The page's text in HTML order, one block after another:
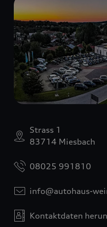
Strass 1
83714 Miesbach
08025 991810
info@autohaus-
Kontaktdaten